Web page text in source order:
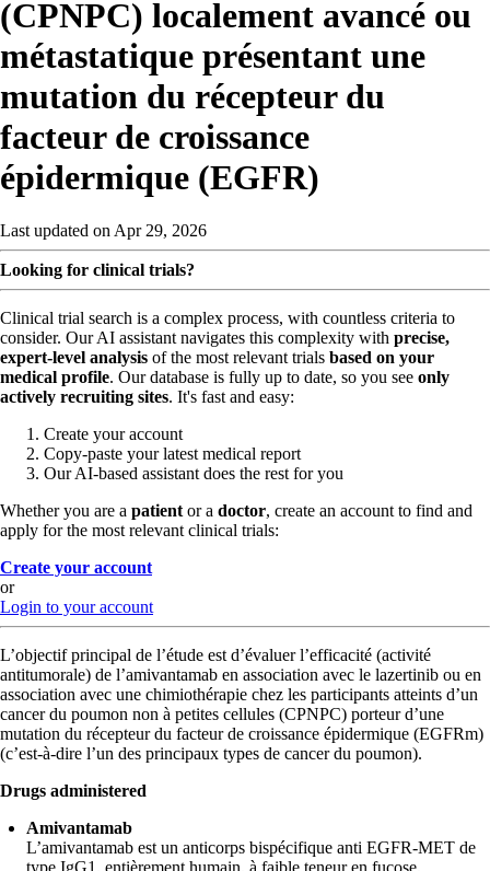
(CPNPC) localement avancé ou
métastatique présentant une
mutation du récepteur du
facteur de croissance
épidermique (EGFR)
Last updated on Apr 29, 2026
Looking for clinical trials?
Clinical trial search is a complex process, with countless criteria to
consider. Our AI assistant navigates this complexity with precise,
expert-level analysis of the most relevant trials based on your
medical profile. Our database is fully up to date, so you see only
actively recruiting sites. It's fast and easy:
Create your account
Copy-paste your latest medical report
Our AI-based assistant does the rest for you
Whether you are a patient or a doctor, create an account to find and
apply for the most relevant clinical trials:
Create your account
or
Login to your account
L’objectif principal de l’étude est d’évaluer l’efficacité (activité
antitumorale) de l’amivantamab en association avec le lazertinib ou en
association avec une chimiothérapie chez les participants atteints d’un
cancer du poumon non à petites cellules (CPNPC) porteur d’une
mutation du récepteur du facteur de croissance épidermique (EGFRm)
(c’est-à-dire l’un des principaux types de cancer du poumon).
Drugs administered
Amivantamab
L’amivantamab est un anticorps bispécifique anti EGFR-MET de